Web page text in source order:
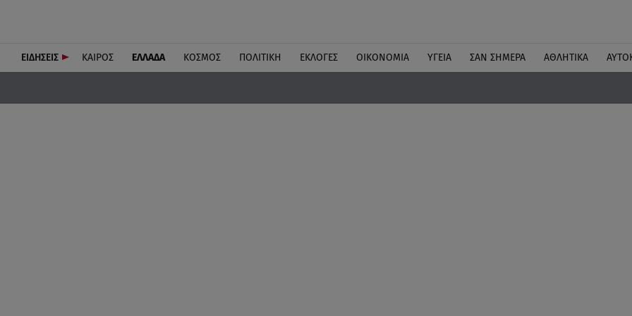
ΕΙΔΗΣΕΙΣ ΚΑΙΡΟΣ ΕΛΛΑΔΑ ΚΟΣΜΟΣ ΠΟΛΙΤΙΚΗ ΕΚΛΟΓΕΣ ΟΙΚΟΝΟΜΙΑ ΥΓΕΙΑ ΣΑΝ ΣΗΜΕΡΑ ΑΘΛΗΤΙΚΑ